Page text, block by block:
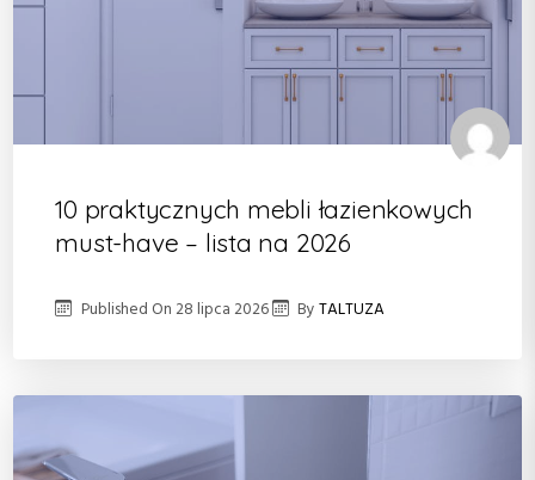
10 praktycznych mebli łazienkowych
must-have – lista na 2026
Published On28 lipca 2026 ByTALTUZA